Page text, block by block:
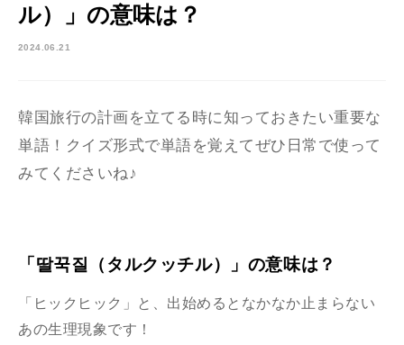
ル）」の意味は？
2024.06.21
韓国旅行の計画を立てる時に知っておきたい重要な
単語！ クイズ形式で単語を覚えてぜひ日常で使って
みてくださいね♪
「딸꾹질（タルクッチル）」の意味は？
「ヒックヒック」と、出始めるとなかなか止まらない
あの生理現象です！